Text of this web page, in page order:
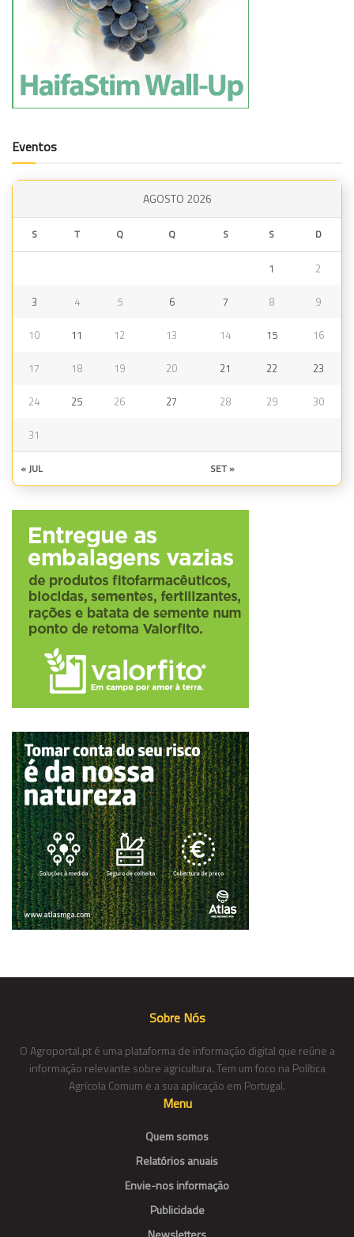
Eventos
AGOSTO 2026
S T Q Q S S D
1 2
3 4 5 6 7 8 9
10 11 12 13 14 15 16
17 18 19 20 21 22 23
24 25 26 27 28 29 30
31
« JUL SET »
Sobre Nós
O Agroportal.pt é uma plataforma de informação digital que reúne a
informação relevante sobre agricultura. Tem um foco na Política
Agrícola Comum e a sua aplicação em Portugal.
Menu
Quem somos
Relatórios anuais
Envie-nos informação
Publicidade